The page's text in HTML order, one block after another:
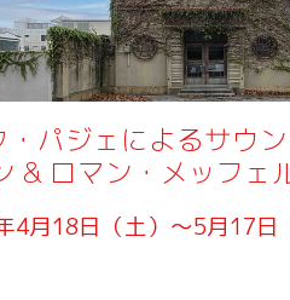
・パジェによるサウ
& ロマン・メッフェ
4月18日（土）〜5月17日